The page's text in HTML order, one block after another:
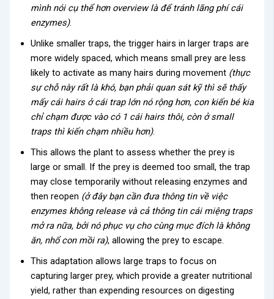
mình nói cụ thể hơn overview là để tránh lãng phí cái
enzymes).
Unlike smaller traps, the trigger hairs in larger traps are
more widely spaced, which means small prey are less
likely to activate as many hairs during movement (thực
sự chỗ này rất là khó, bạn phải quan sát kỹ thì sẽ thấy
mấy cái hairs ở cái trap lớn nó rộng hơn, con kiến bé kia
chỉ chạm được vào có 1 cái hairs thôi, còn ở small
traps thì kiến chạm nhiều hơn).
This allows the plant to assess whether the prey is
large or small. If the prey is deemed too small, the trap
may close temporarily without releasing enzymes and
then reopen (ở đây bạn cần đưa thông tin về việc
enzymes không release và cả thông tin cái miệng traps
mở ra nữa, bởi nó phục vụ cho cùng mục đích là không
ăn, nhổ con mồi ra), allowing the prey to escape.
This adaptation allows large traps to focus on
capturing larger prey, which provide a greater nutritional
yield, rather than expending resources on digesting